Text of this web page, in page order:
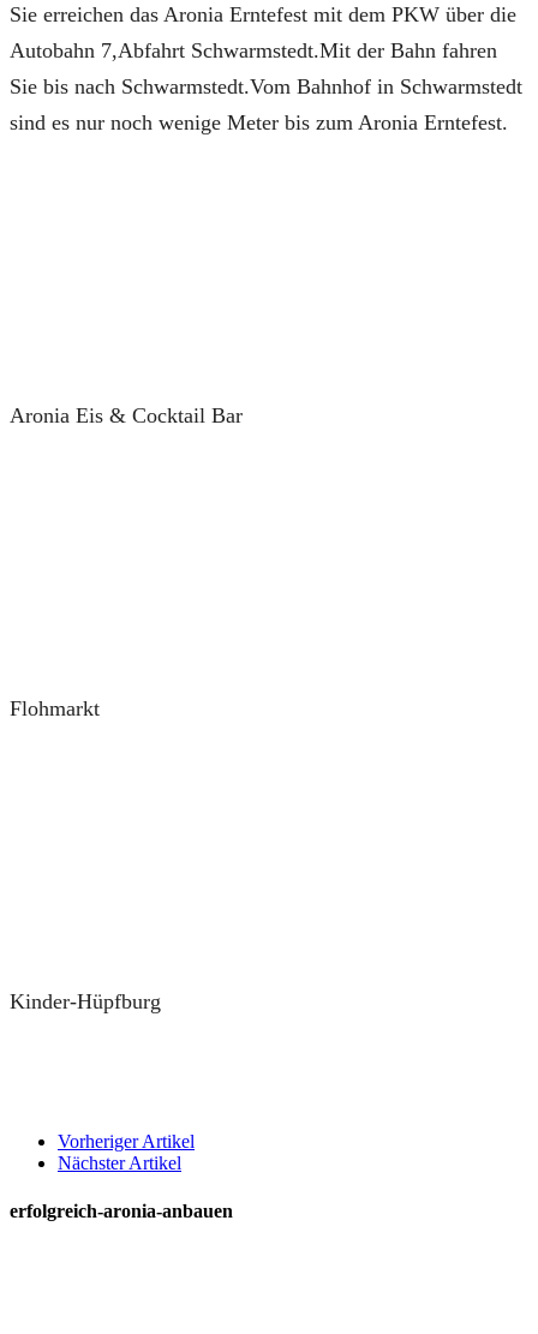
Sie erreichen das Aronia Erntefest mit dem PKW über die
Autobahn 7,Abfahrt Schwarmstedt.Mit der Bahn fahren
Sie bis nach Schwarmstedt.Vom Bahnhof in Schwarmstedt
sind es nur noch wenige Meter bis zum Aronia Erntefest.
Aronia Eis & Cocktail Bar
Flohmarkt
Kinder-Hüpfburg
Vorheriger Artikel
Nächster Artikel
erfolgreich-aronia-anbauen